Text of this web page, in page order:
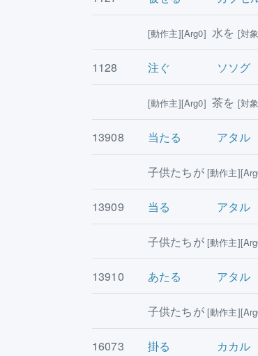
[動作主][Arg0] 水を [対
1128 注ぐ ソソグ
[動作主][Arg0] 茶を [対
13908 当たる アタル
子供たちが [動作主
13909 当る アタル
子供たちが [動作主
13910 あたる アタル
子供たちが [動作主
16073 掛る カカル